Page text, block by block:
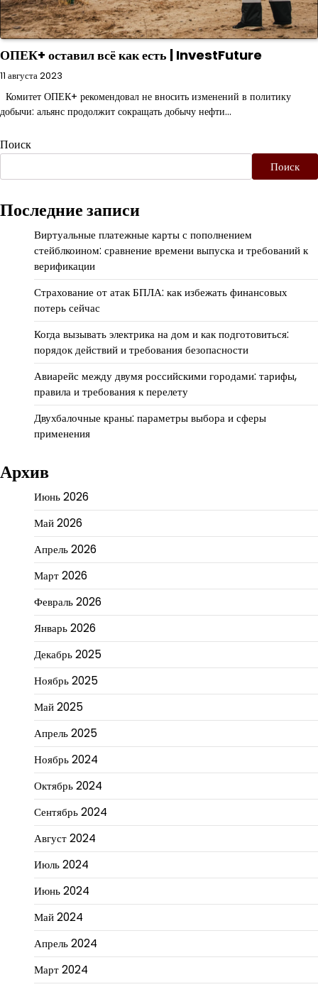
ОПЕК+ оставил всё как есть | InvestFuture
11 августа 2023
Комитет ОПЕК+ рекомендовал не вносить изменений в политику
добычи: альянс продолжит сокращать добычу нефти…
Поиск
Поиск
Последние записи
Виртуальные платежные карты с пополнением
стейблкоином: сравнение времени выпуска и требований к
верификации
Страхование от атак БПЛА: как избежать финансовых
потерь сейчас
Когда вызывать электрика на дом и как подготовиться:
порядок действий и требования безопасности
Авиарейс между двумя российскими городами: тарифы,
правила и требования к перелету
Двухбалочные краны: параметры выбора и сферы
применения
Архив
Июнь 2026
Май 2026
Апрель 2026
Март 2026
Февраль 2026
Январь 2026
Декабрь 2025
Ноябрь 2025
Май 2025
Апрель 2025
Ноябрь 2024
Октябрь 2024
Сентябрь 2024
Август 2024
Июль 2024
Июнь 2024
Май 2024
Апрель 2024
Март 2024